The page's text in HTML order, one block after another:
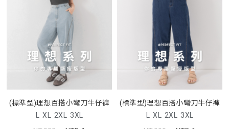
(標準型)理想百搭小彎刀牛仔褲
L XL 2XL 3XL
(標準型)理想百搭小彎刀牛仔褲
L XL 2XL 3XL